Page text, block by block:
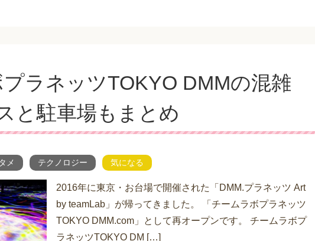
ラネッツTOKYO DMMの混雑
と駐車場もまとめ
メ テクノロジー 気になる
2016年に東京・お台場で開催された「DMM.プラネッツ Art
by teamLab」が帰ってきました。 「チームラボプラネッツ
TOKYO DMM.com」として再オープンです。 チームラボプ
ラネッツTOKYO DM […]